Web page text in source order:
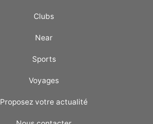
Clubs
Near
Sports
Voyages
Proposez votre actualité